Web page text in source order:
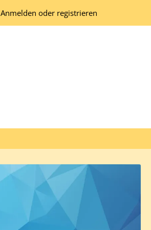
Anmelden oder registrieren